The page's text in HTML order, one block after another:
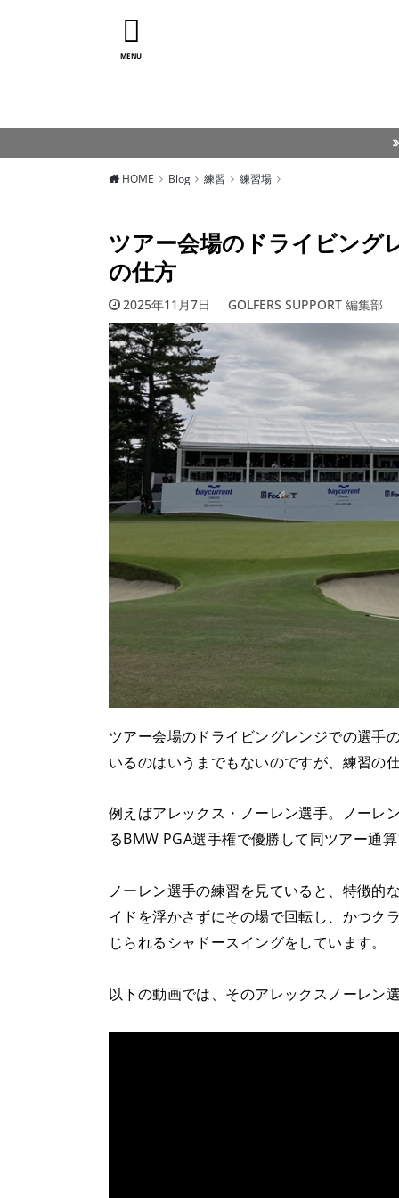
MENU
HOME Blog 練習 練習場
ツアー会場のドライビン
の仕方
2025年11月7日 GOLFERS SUPPORT 編集部
ツアー会場のドライビングレンジでの選手
いるのはいうまでもないのですが、練習の
例えばアレックス・ノーレン選手。ノーレ
るBMW PGA選手権で優勝して同ツアー通
ノーレン選手の練習を見ていると、特徴的
イドを浮かさずにその場で回転し、かつク
じられるシャドースイングをしています。
以下の動画では、そのアレックスノーレン